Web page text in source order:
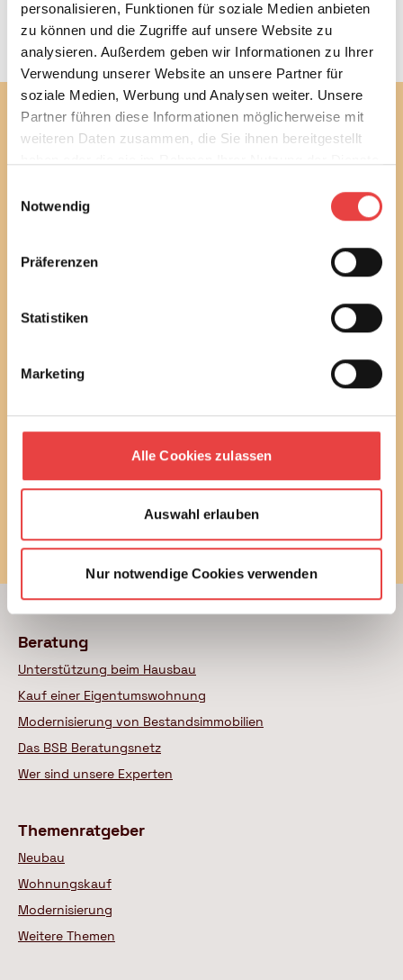
personalisieren, Funktionen für soziale Medien anbieten
zu können und die Zugriffe auf unsere Website zu
analysieren. Außerdem geben wir Informationen zu Ihrer
Verwendung unserer Website an unsere Partner für
soziale Medien, Werbung und Analysen weiter. Unsere
Partner führen diese Informationen möglicherweise mit
weiteren Daten zusammen, die Sie ihnen bereitgestellt
Notwendig
Präferenzen
Statistiken
Marketing
Alle Cookies zulassen
Auswahl erlauben
Nur notwendige Cookies verwenden
Abonnieren Sie jetzt unseren
kostenlosen Newsletter
bautechnischen und baurechtlichen
Verbraucherthemen immer auf dem Laufenden.
Entwicklungen des Vereins.
abbestellen.
und stimme diesen zu.
E-Mail
Newsletter bestellen
Beratung
Unterstützung beim Hausbau
Kauf einer Eigentumswohnung
Modernisierung von Bestandsimmobilien
Das BSB Beratungsnetz
Wer sind unsere Experten
Themenratgeber
Neubau
Wohnungskauf
Modernisierung
Weitere Themen